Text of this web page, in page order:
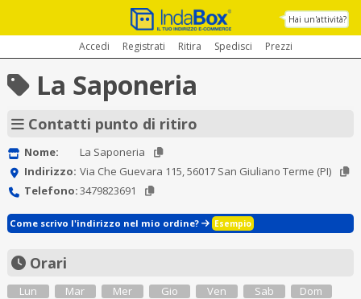
Hai un'attività?
Accedi Registrati Ritira Spedisci Prezzi
La Saponeria
Contatti punto di ritiro
Nome:
La Saponeria
Indirizzo: Via Che Guevara 115, 56017 San Giuliano Terme (PI)
Telefono:3479823691
Come scrivo l'indirizzo nel mio ordine? Esempio
Orari
Lun
Mar
Mer
Gio
Ven
Sab
Dom